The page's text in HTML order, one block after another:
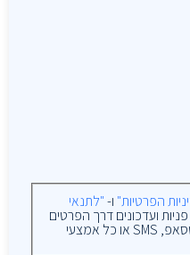
הפרטיות" ו-"לתנאי
ועדכונים דרך הפרטים
שמסרתי, הכוללים מייל, טלפון, וואטסאפ, SMS או כל אמצעי